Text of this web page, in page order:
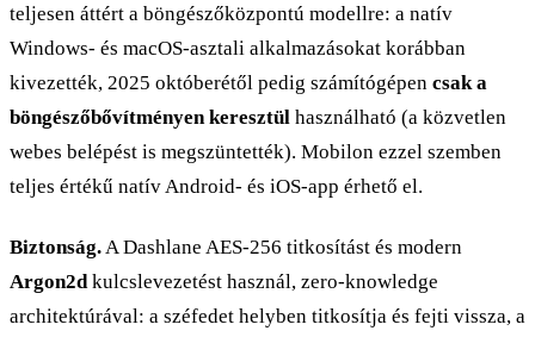
teljesen áttért a böngészőközpontú modellre: a natív
Windows- és macOS-asztali alkalmazásokat korábban
kivezették, 2025 októberétől pedig számítógépen csak a
böngészőbővítményen keresztül használható (a közvetlen
webes belépést is megszüntették). Mobilon ezzel szemben
teljes értékű natív Android- és iOS-app érhető el.
Biztonság. A Dashlane AES-256 titkosítást és modern
Argon2d kulcslevezetést használ, zero-knowledge
architektúrával: a széfedet helyben titkosítja és fejti vissza, a